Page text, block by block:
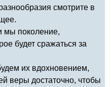
смотрите в
мы поколение,
будет сражаться за
их вдохновением,
веры достаточно, чтобы